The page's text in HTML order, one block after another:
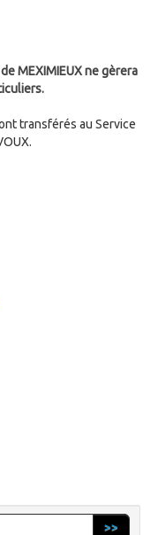
MEXIMIEUX ne gèrera
transférés au Service
>>